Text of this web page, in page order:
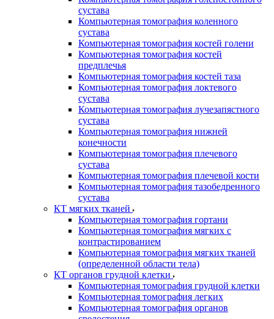
сустава
Компьютерная томография коленного
сустава
Компьютерная томография костей голени
Компьютерная томография костей
предплечья
Компьютерная томография костей таза
Компьютерная томография локтевого
сустава
Компьютерная томография лучезапястного
сустава
Компьютерная томография нижней
конечности
Компьютерная томография плечевого
сустава
Компьютерная томография плечевой кости
Компьютерная томография тазобедренного
сустава
КТ мягких тканей
Компьютерная томография гортани
Компьютерная томография мягких с
контрастированием
Компьютерная томография мягких тканей
(определенной области тела)
КТ органов грудной клетки
Компьютерная томография грудной клетки
Компьютерная томография легких
Компьютерная томография органов